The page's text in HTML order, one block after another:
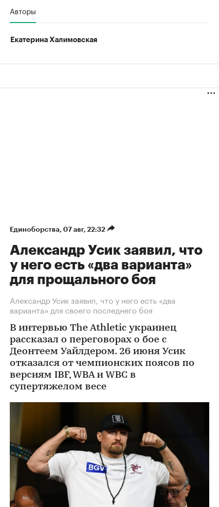
Авторы
Екатерина Халимовская
Единоборства⁠, 07 авг, 22:32
Александр Усик заявил, что
у него есть «два варианта»
для прощального боя
Александр Усик заявил, что у него есть «два
варианта» для своего последнего боя
В интервью The Athletic украинец
рассказал о переговорах о бое с
Деонтеем Уайлдером. 26 июня Усик
отказался от чемпионских поясов по
версиям IBF, WBA и WBC в
супертяжелом весе